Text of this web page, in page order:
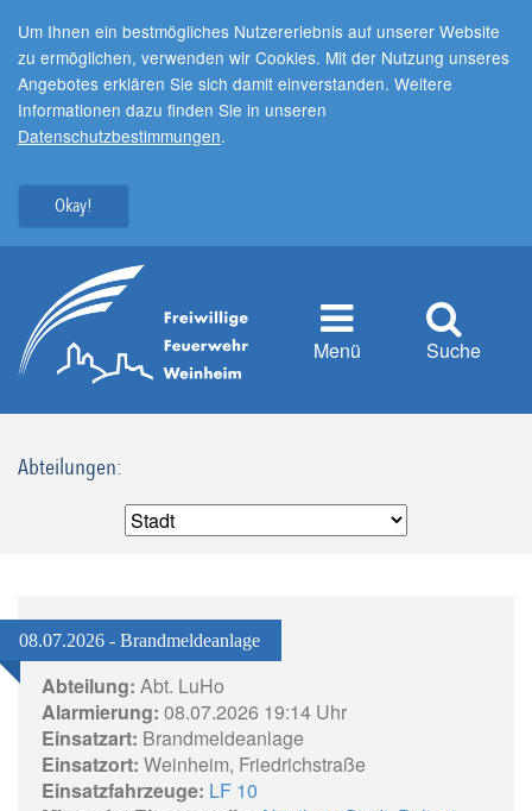
Um Ihnen ein bestmögliches Nutzererlebnis auf unserer Website
zu ermöglichen, verwenden wir Cookies. Mit der Nutzung unseres
Angebotes erklären Sie sich damit einverstanden. Weitere
Informationen dazu finden Sie in unseren
Datenschutzbestimmungen.
Okay!
Menü Suche
Abteilungen:
08.07.2026 - Brandmeldeanlage
Abteilung: Abt. LuHo
Alarmierung: 08.07.2026 19:14 Uhr
Einsatzart: Brandmeldeanlage
Einsatzort: Weinheim, Friedrichstraße
Einsatzfahrzeuge: LF 10